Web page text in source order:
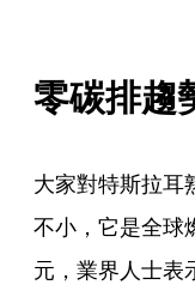
零碳排趨
大家對特斯拉
不小，它是全球
元，業界人士